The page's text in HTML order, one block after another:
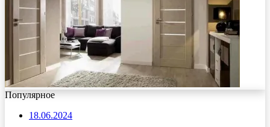
Популярное
18.06.2024